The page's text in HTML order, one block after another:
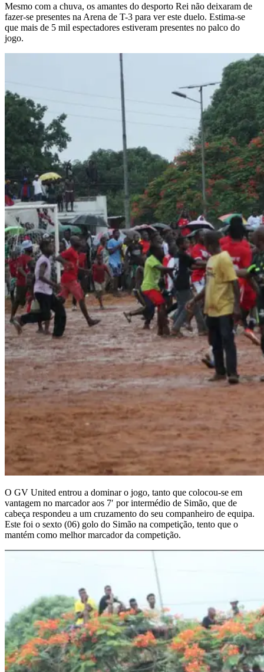
Mesmo com a chuva, os amantes do desporto Rei não deixaram de
fazer-se presentes na Arena de T-3 para ver este duelo. Estima-se
que mais de 5 mil espectadores estiveram presentes no palco do
jogo.
O GV United entrou a dominar o jogo, tanto que colocou-se em
vantagem no marcador aos 7′ por intermédio de Simão, que de
cabeça respondeu a um cruzamento do seu companheiro de equipa.
Este foi o sexto (06) golo do Simão na competição, tento que o
mantém como melhor marcador da competição.